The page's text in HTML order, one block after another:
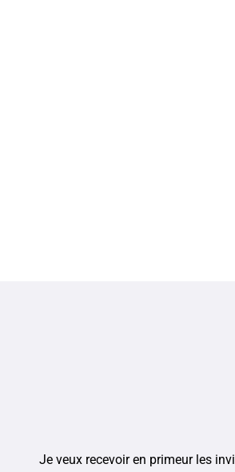
Je veux recevoir en primeur les